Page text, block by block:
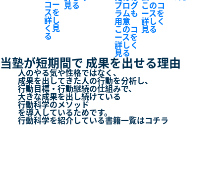
コー
スを
詳し
く見
る
見る プログ
ラムも
用意
このコ
ースを
詳しく
見る
このコ
ースを
詳しく
見る
当塾が短期間で 成果を出せる理由
人のやる気や性格ではなく、
成果を出してきた人の行動を分析し、
行動目標・行動継続の仕組みで、
大きな成果を出し続けている
行動科学のメソッド
を導入しているためです。
行動科学を紹介している書籍一覧はコチラ